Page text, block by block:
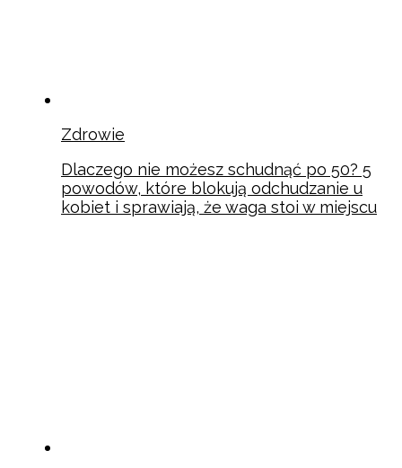
Zdrowie
Dlaczego nie możesz schudnąć po 50? 5
powodów, które blokują odchudzanie u
kobiet i sprawiają, że waga stoi w miejscu